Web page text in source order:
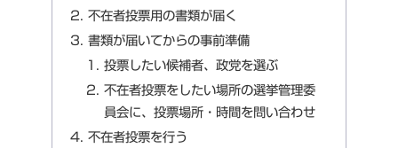
不在者投票用の書類が届く
書類が届いてからの事前準備
投票したい候補者、政党を選ぶ
不在者投票をしたい場所の選挙管理委
員会に、投票場所・時間を問い合わせ
不在者投票を行う